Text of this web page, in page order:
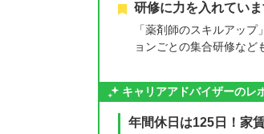
研修に力を入れていま
「薬剤師のスキルアッ
ョンごとの集合研修など
キャリアアドバイザーのレ
年間休日は125日！家